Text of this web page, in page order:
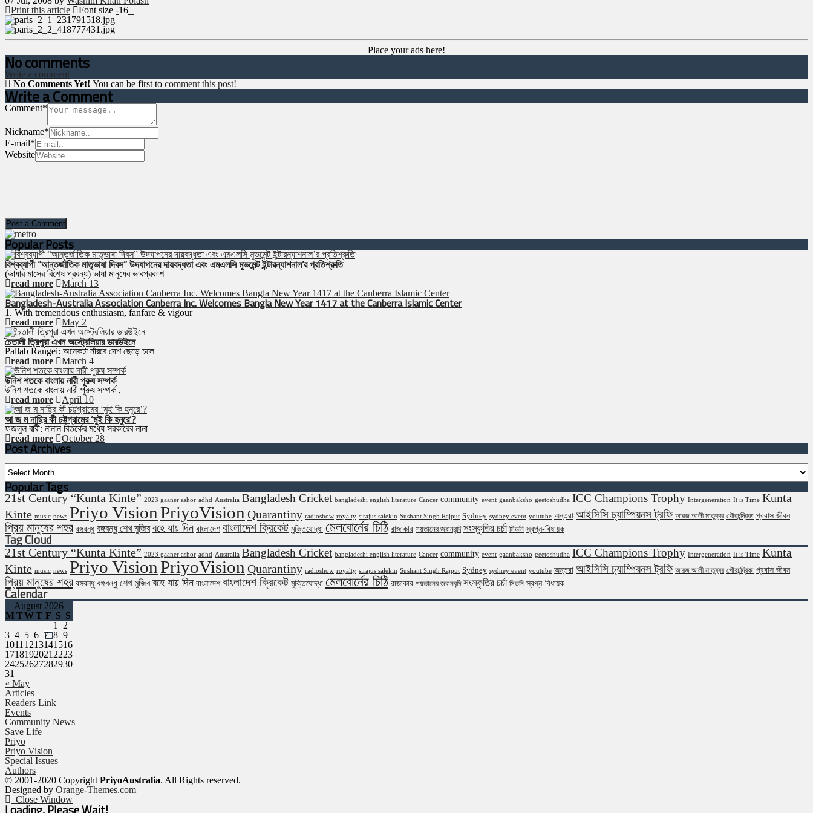
Print this article
Font size -16+
Place your ads here!
No comments
Write a comment
No Comments Yet! You can be first to comment this post!
Write a Comment
Comment*
Nickname*
E-mail*
Website
Popular Posts
বিশ্বব্যাপী “আন্তর্জাতিক মাতৃভাষা দিবস” উদযাপনের দায়বদ্ধতা এবং এমএলসি মুভমেন্ট ইন্টারন্যাশনাল’র প্রতিশ্রুতি
(ভাষার মাসের বিশেষ প্রবন্ধ) ভাষা মানুষের ভাবপ্রকাশ
read more
March 13
Bangladesh-Australia Association Canberra Inc. Welcomes Bangla New Year 1417 at the Canberra Islamic Center
1. With tremendous enthusiasm, fanfare & vigour
read more
May 2
চৈতালী ত্রিপুরা এখন অস্ট্রেলিয়ার ডারউইনে
Pallab Rangei: অনেকটা নীরবে দেশ ছেড়ে চলে
read more
March 4
উনিশ শতকে বাংলায় নারী পুরুষ সম্পর্ক
উনিশ শতকে বাংলায় নারী পুরুষ সম্পর্ক ,
read more
April 10
আ জ ম নাছির কী চট্টগ্রামের ‘মুই কি হনুরে’?
ফজলুল বারী: নানান বিতর্কের মধ্যে সরকারের নানা
read more
October 28
Post Archives
Archives
Popular Tags
21st Century “Kunta Kinte” 2023 gaaner ashor adhd Australia Bangladesh Cricket bangladeshi english literature Cancer community event gaanbaksho geetoshudha ICC Champions Trophy Intergeneration It is Time Kunta
Kinte music news Priyo VisionPriyoVision Quarantiny radioshow royalty sirajus salekin Sushant Singh Rajput Sydney sydney event youtube অন্তরা আইসিসি চ্যাম্পিয়নস ট্রফি আরজ আলী মাতুব্বর গৌরচন্দ্রিকা প্রবাস জীবন
প্রিয় মানুষের শহর বঙ্গবন্ধু বঙ্গবন্ধু শেখ মুজিব বহে যায় দিন বাংলাদেশ বাংলাদেশ ক্রিকেট মুক্তিযোদ্ধা মেলবোর্নের চিঠি রাজাকার শয়তানের জবানবন্দি সংস্কৃতির চর্চা সিডনি স্বপ্ন-বিধায়ক
Tag Cloud
21st Century “Kunta Kinte” 2023 gaaner ashor adhd Australia Bangladesh Cricket bangladeshi english literature Cancer community event gaanbaksho geetoshudha ICC Champions Trophy Intergeneration It is Time Kunta
Kinte music news Priyo VisionPriyoVision Quarantiny radioshow royalty sirajus salekin Sushant Singh Rajput Sydney sydney event youtube অন্তরা আইসিসি চ্যাম্পিয়নস ট্রফি আরজ আলী মাতুব্বর গৌরচন্দ্রিকা প্রবাস জীবন
প্রিয় মানুষের শহর বঙ্গবন্ধু বঙ্গবন্ধু শেখ মুজিব বহে যায় দিন বাংলাদেশ বাংলাদেশ ক্রিকেট মুক্তিযোদ্ধা মেলবোর্নের চিঠি রাজাকার শয়তানের জবানবন্দি সংস্কৃতির চর্চা সিডনি স্বপ্ন-বিধায়ক
Calendar
August 2026
M TWT F S S
1
2
3 4 5 6 7 8 9
1011 1213141516
1718192021 2223
24252627282930
31
« May
Articles
Readers Link
Events
Community News
Save Life
Priyo
Priyo Vision
Special Issues
Authors
© 2001-2020 Copyright PriyoAustralia. All Rights reserved.
Designed by Orange-Themes.com
Close Window